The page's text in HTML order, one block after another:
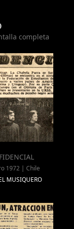
completa
1972 | Chile
MUSIQUERO